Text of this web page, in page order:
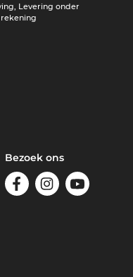
Levering onder
Bezoek ons